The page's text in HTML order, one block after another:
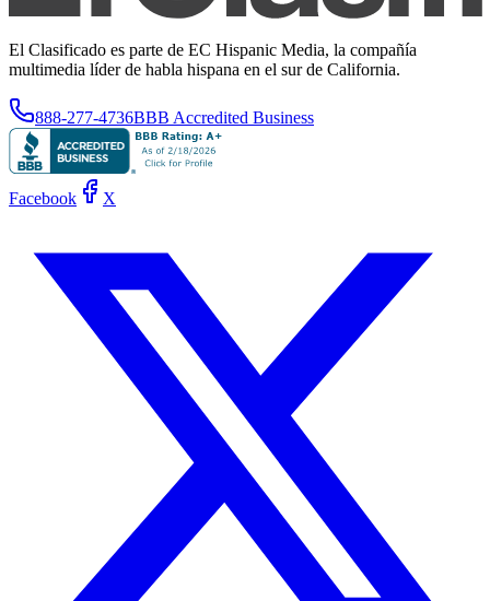
El Clasificado es parte de EC Hispanic Media, la compañía
multimedia líder de habla hispana en el sur de California.
888-277-4736BBB Accredited Business
Facebook X